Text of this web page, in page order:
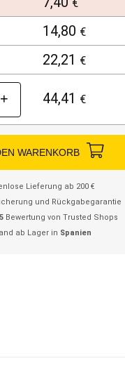
€
14,80 €
22,21 €
+ 44,41 €
WARENKORB
Lieferung ab 200 €
und Rückgabegarantie
Bewertung von Trusted Shops
ab Lager in Spanien